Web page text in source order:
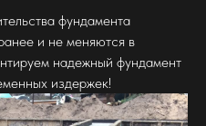
фундамента
и не меняются в
надежный фундамент
издержек!